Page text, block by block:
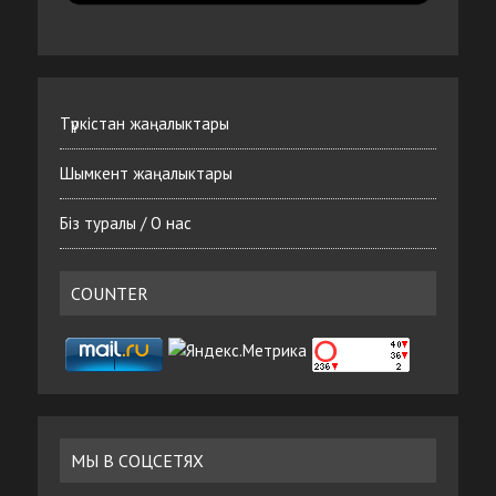
Түркістан жаңалыктары
Шымкент жаңалыктары
Біз туралы / О нас
COUNTER
МЫ В СОЦСЕТЯХ